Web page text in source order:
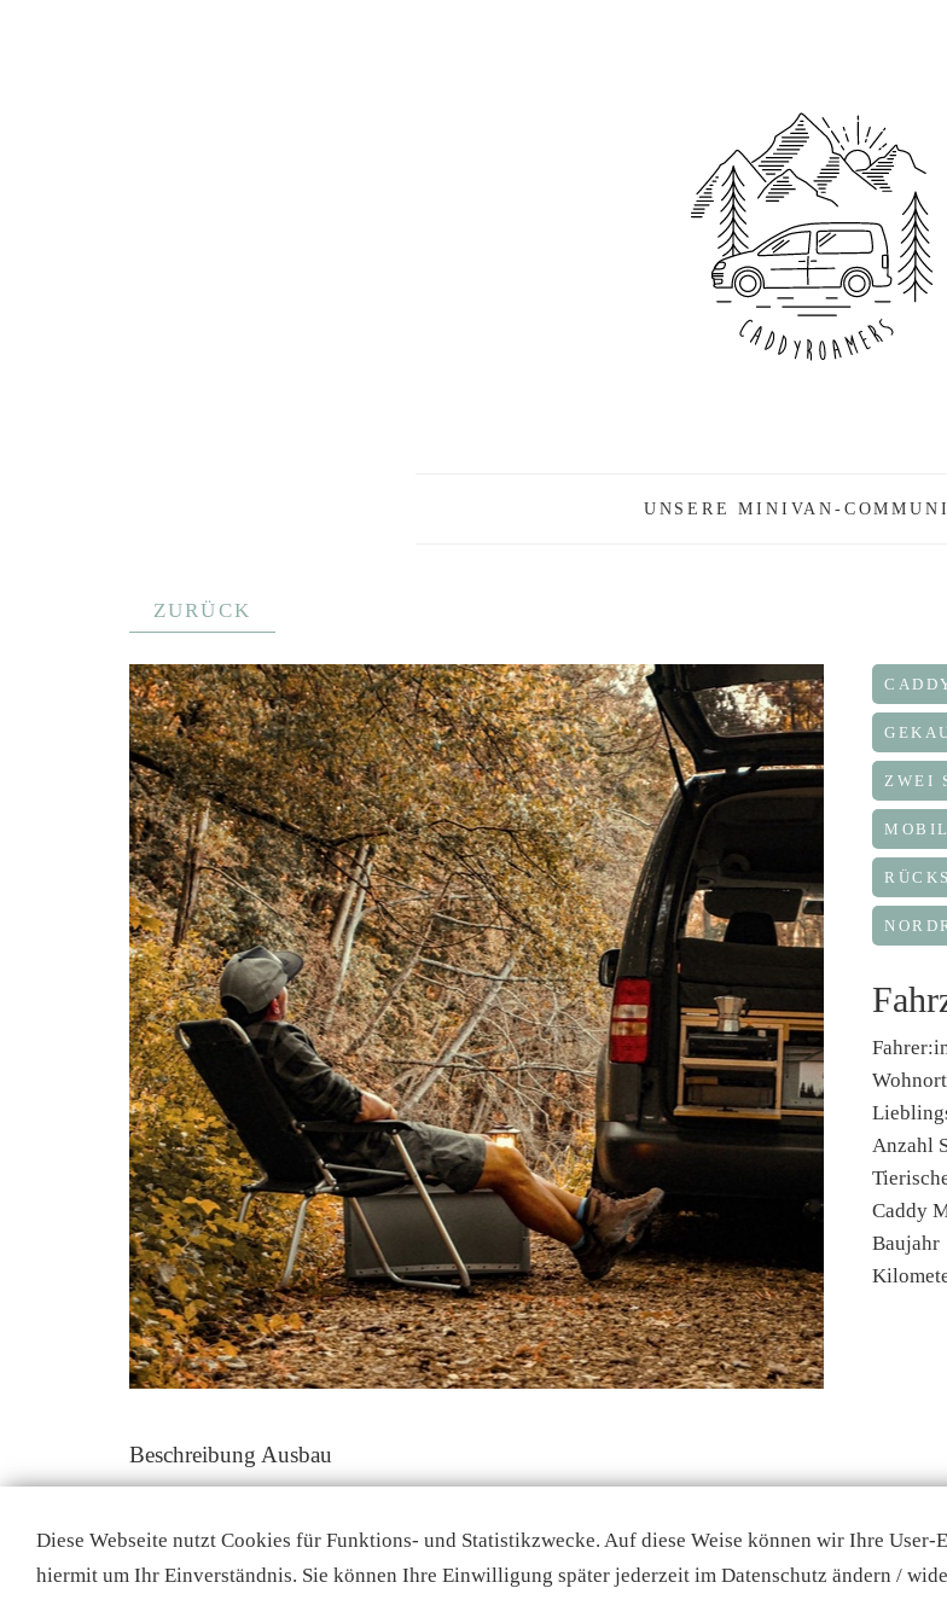
UNSERE MINIVAN-
ZURÜCK
ZWEI
Wohnort
Anzahl
Caddy
Baujahr
Beschreibung Ausbau
Diese Webseite nutzt Cookies für Funktions- und Statistikzwecke. Auf diese Weise können wir Ihre
hiermit um Ihr Einverständnis. Sie können Ihre Einwilligung später jederzeit im Datenschutz ändern /